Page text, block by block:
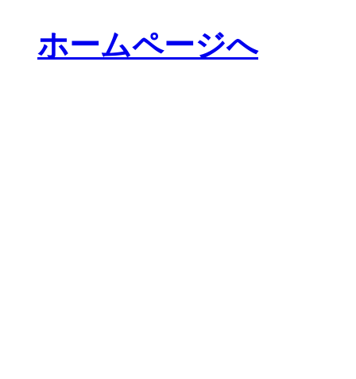
ホームページへ